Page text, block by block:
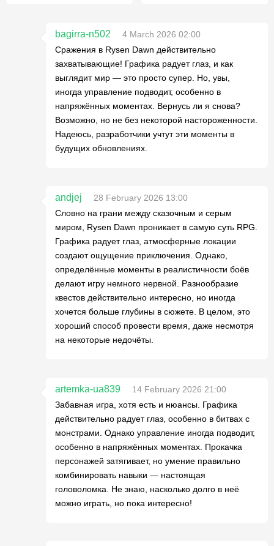
bagirra-n502
4 March 2026 02:00
Сражения в Rysen Dawn действительно
захватывающие! Графика радует глаз, и как
выглядит мир — это просто супер. Но, увы,
иногда управление подводит, особенно в
напряжённых моментах. Вернусь ли я снова?
Возможно, но не без некоторой настороженности.
Надеюсь, разработчики учтут эти моменты в
будущих обновлениях.
andjej
28 February 2026 13:00
Словно на грани между сказочным и серым
миром, Rysen Dawn проникает в самую суть RPG.
Графика радует глаз, атмосферные локации
создают ощущение приключения. Однако,
определённые моменты в реалистичности боёв
делают игру немного нервной. Разнообразие
квестов действительно интересно, но иногда
хочется больше глубины в сюжете. В целом, это
хороший способ провести время, даже несмотря
на некоторые недочёты.
artemka-ua839
14 February 2026 21:00
Забавная игра, хотя есть и нюансы. Графика
действительно радует глаз, особенно в битвах с
монстрами. Однако управление иногда подводит,
особенно в напряжённых моментах. Прокачка
персонажей затягивает, но умение правильно
комбинировать навыки — настоящая
головоломка. Не знаю, насколько долго в неё
можно играть, но пока интересно!